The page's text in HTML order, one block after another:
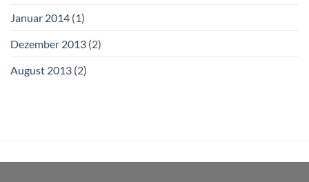
Januar 2014 (1)
Dezember 2013 (2)
August 2013 (2)